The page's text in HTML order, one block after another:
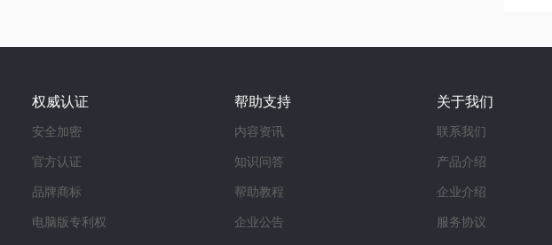
权威认证
安全加密
官方认证
品牌商标
电脑版专利权
帮助支持
内容资讯
知识问答
帮助教程
企业公告
关于我们
联系我们
产品介绍
企业介绍
服务协议